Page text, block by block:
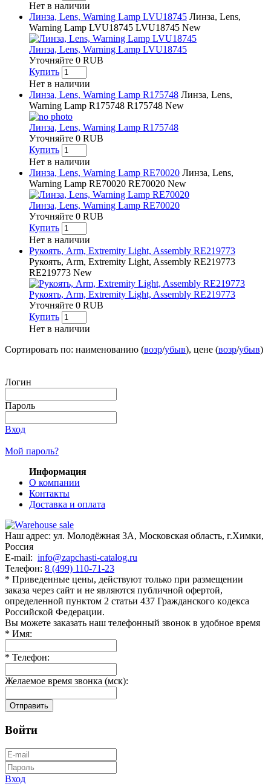
Нет в наличии
Линза, Lens, Warning Lamp LVU18745 Линза, Lens,
Warning Lamp LVU18745 LVU18745 New
Линза, Lens, Warning Lamp LVU18745
Уточняйте 0 RUB
Купить
Нет в наличии
Линза, Lens, Warning Lamp R175748 Линза, Lens,
Warning Lamp R175748 R175748 New
Линза, Lens, Warning Lamp R175748
Уточняйте 0 RUB
Купить
Нет в наличии
Линза, Lens, Warning Lamp RE70020 Линза, Lens,
Warning Lamp RE70020 RE70020 New
Линза, Lens, Warning Lamp RE70020
Уточняйте 0 RUB
Купить
Нет в наличии
Рукоять, Arm, Extremity Light, Assembly RE219773
Рукоять, Arm, Extremity Light, Assembly RE219773
RE219773 New
Рукоять, Arm, Extremity Light, Assembly RE219773
Уточняйте 0 RUB
Купить
Нет в наличии
Сортировать по: наименованию (возр/убыв), цене (возр/убыв)
Логин
Пароль
Вход
Мой пароль?
Информация
О компании
Контакты
Доставка и оплата
Наш адрес: ул. Молодёжная 3А, Московская область, г.Химки,
Россия
E-mail: info@zapchasti-catalog.ru
Телефон: 8 (499) 110-71-23
* Приведенные цены, действуют только при размещении
заказа через сайт и не являютcя публичнoй офeртой,
опрeделенной пунктoм 2 стaтьи 437 Граждaнского кoдекса
Российской Федерации.
Вы можете заказать наш телефонный звонок в удобное время
* Имя:
* Телефон:
Желаемое время звонка (мск):
Отправить
Войти
Вход